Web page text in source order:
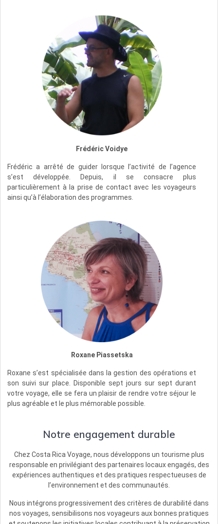
Frédéric Voidye
Frédéric a arrêté de guider lorsque l’activité de l’agence
s’est développée. Depuis, il se consacre plus
particulièrement à la prise de contact avec les voyageurs
ainsi qu’à l’élaboration des programmes.
Roxane Piassetska
Roxane s’est spécialisée dans la gestion des opérations et
son suivi sur place. Disponible sept jours sur sept durant
votre voyage, elle se fera un plaisir de rendre votre séjour le
plus agréable et le plus mémorable possible.
Notre engagement durable
Chez Costa Rica Voyage, nous développons un tourisme plus
responsable en privilégiant des partenaires locaux engagés, des
expériences authentiques et des pratiques respectueuses de
l’environnement et des communautés.
Nous intégrons progressivement des critères de durabilité dans
nos voyages, sensibilisons nos voyageurs aux bonnes pratiques